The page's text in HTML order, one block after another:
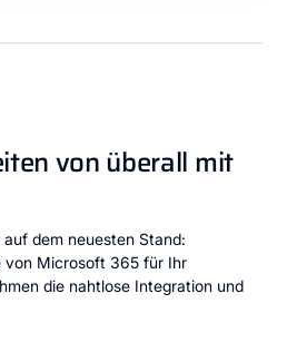
von überall mit
dem neuesten Stand:
von Microsoft 365 für Ihr
die nahtlose Integration und